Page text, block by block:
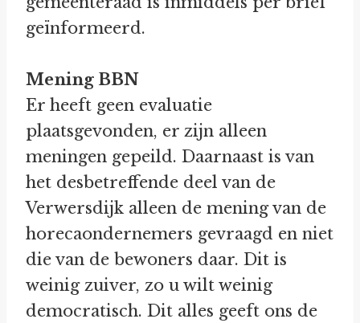
geïnformeerd.
Mening BBN
Er heeft geen evaluatie
plaatsgevonden, er zijn alleen
meningen gepeild. Daarnaast is van
het desbetreffende deel van de
Verwersdijk alleen de mening van de
horecaondernemers gevraagd en niet
die van de bewoners daar. Dit is
weinig zuiver, zo u wilt weinig
democratisch. Dit alles geeft ons de